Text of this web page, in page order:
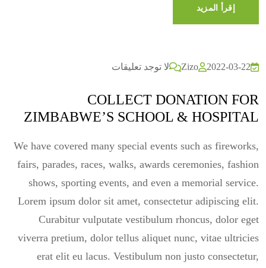
إقرأ المزيد
2022-03-22
Zizo لا توجد تعليقات
COLLECT DONATION FOR
ZIMBABWE’S SCHOOL & HOSPITAL
We have covered many special events such as fireworks,
fairs, parades, races, walks, awards ceremonies, fashion
shows, sporting events, and even a memorial service.
Lorem ipsum dolor sit amet, consectetur adipiscing elit.
Curabitur vulputate vestibulum rhoncus, dolor eget
viverra pretium, dolor tellus aliquet nunc, vitae ultricies
erat elit eu lacus. Vestibulum non justo consectetur,